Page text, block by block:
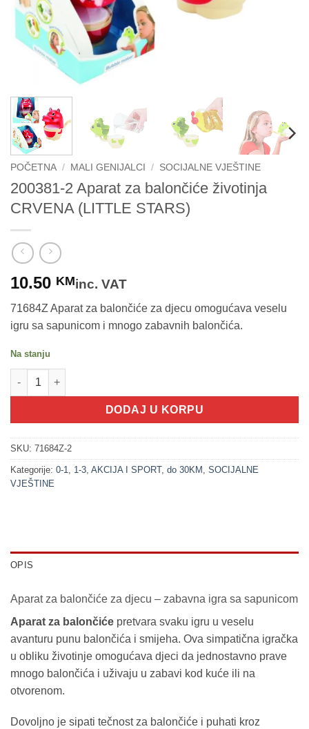
POČETNA / MALI GENIJALCI / SOCIJALNE VJEŠTINE
200381-2 Aparat za balončiće životinja
CRVENA (LITTLE STARS)
10.50 KMinc. VAT
71684Z Aparat za balončiće za djecu omogućava veselu
igru sa sapunicom i mnogo zabavnih balončića.
Na stanju
200381-2 Aparat za balončiće životinja CRVENA (LITTLE
DODAJ U KORPU
SKU: 71684Z-2
Kategorije: 0-1 1-3 AKCIJA I SPORT, do 30KM
SOCIJALNE
VJEŠTINE
OPIS
Aparat za balončiće za djecu – zabavna igra sa sapunicom
Aparat za balončiće pretvara svaku igru u veselu
avanturu punu balončića i smijeha. Ova simpatična igračka
u obliku životinje omogućava djeci da jednostavno prave
mnogo balončića i uživaju u zabavi kod kuće ili na
otvorenom.
Dovoljno je sipati tečnost za balončiće i puhati kroz